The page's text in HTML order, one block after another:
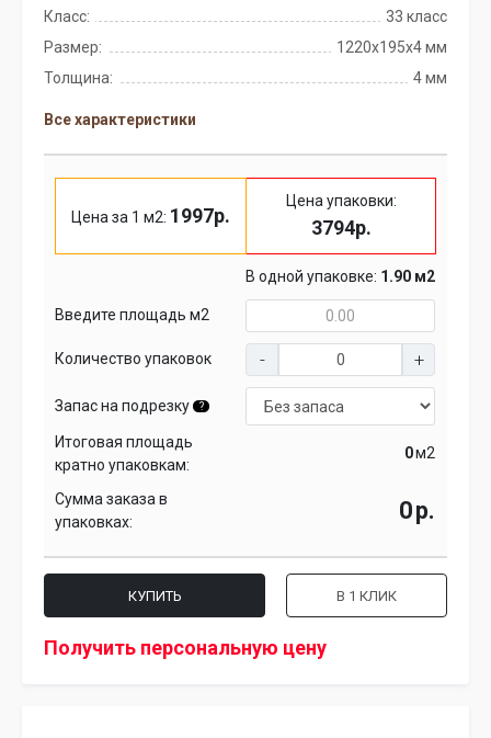
Класс:
33 класс
Размер:
1220x195x4 мм
Толщина:
4 мм
Все характеристики
Цена за 1 м2: 1997р.
Цена упаковки:
3794р.
В одной упаковке: 1.90 м2
Введите площадь м2
Количество упаковок
Запас на подрезку ?
Итоговая площадь
кратно упаковкам:
м2
Сумма заказа в
упаковках:
р.
КУПИТЬ В 1 КЛИК
Получить персональную цену